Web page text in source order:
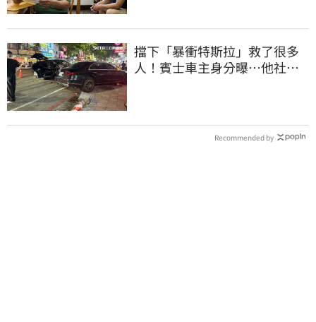
擋下「暴衝特斯拉」救了很多
人！賓士車主身分曝…他社群
Recommended by